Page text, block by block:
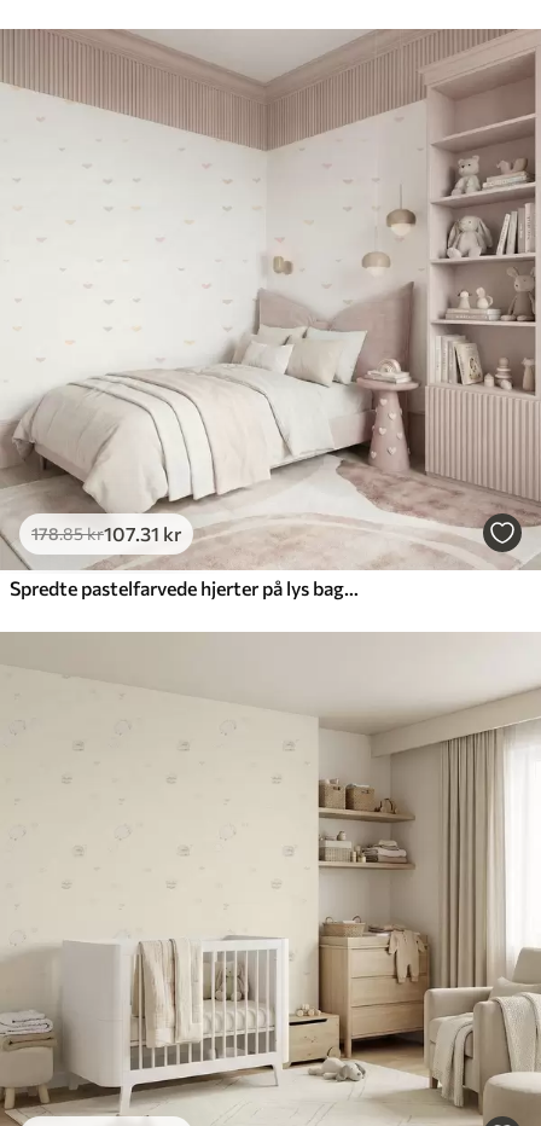
178.85kr107.31 kr
Spredte pastelfarvede hjerter på lys baggrund